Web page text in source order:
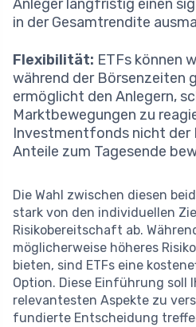
Anleger langfristig einen
in der Gesamtrendite
Flexibilität: ETFs können
während der Börsenzeiten
ermöglicht den Anlegern,
Marktbewegungen zu
Investmentfonds nicht der
Anteile zum Tagesende
Die Wahl zwischen diesen
stark von den individuellen
Risikobereitschaft ab.
möglicherweise höheres
bieten, sind ETFs eine
Option. Diese Einführung soll
relevantesten Aspekte zu
fundierte Entscheidung